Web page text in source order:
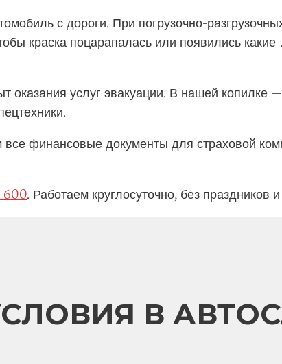
с дороги. При погрузочно-
краска поцарапалась или появились
услуг эвакуации. В нашей копилке
финансовые документы для страховой
. Работаем круглосуточно, без праздников
В